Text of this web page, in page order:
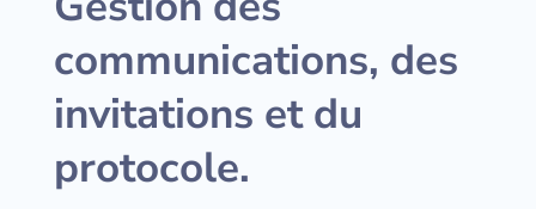
communications, des
invitations et du
protocole.